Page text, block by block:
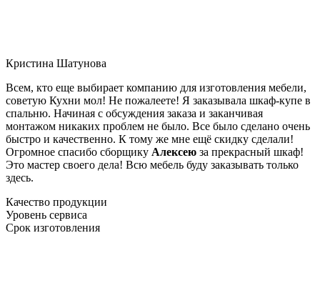
Кристина Шатунова
Всем, кто еще выбирает компанию для изготовления мебели,
советую Кухни мол! Не пожалеете! Я заказывала шкаф-купе в
спальню. Начиная с обсуждения заказа и заканчивая
монтажом никаких проблем не было. Все было сделано очень
быстро и качественно. К тому же мне ещё скидку сделали!
Огромное спасибо сборщику Алексею за прекрасный шкаф!
Это мастер своего дела! Всю мебель буду заказывать только
здесь.
Качество продукции
Уровень сервиса
Срок изготовления